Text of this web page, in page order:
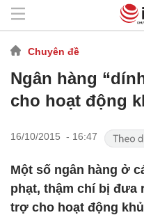
Chuyên đề
Ngân hàng
cho hoạt động
16/10/2015 - 16:47
Một số ngân hàng ở
phạt, thậm chí bị đưa
trợ cho hoạt động